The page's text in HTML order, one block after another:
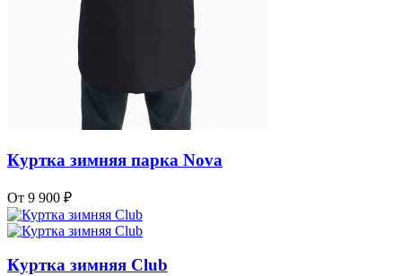
Куртка зимняя парка Nova
От 9 900 ₽
Куртка зимняя Club